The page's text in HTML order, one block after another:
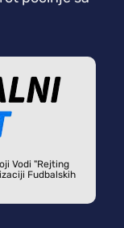
Vodi "Rejting
Fudbalskih